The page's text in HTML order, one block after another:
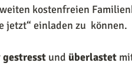
kostenfreien
jetzt“ einladen zu  können.
gestresst und überlastet